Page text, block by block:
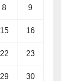
8 9
15 16
22 23
29 30